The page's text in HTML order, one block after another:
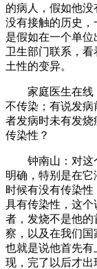
的病人，假如他
没有接触的历史，
是假如在一个单
卫生部门联系，
土性的变异。
家庭医生在线
不传染；有说发病
者发病时未有发
传染性？
钟南山：对这个
明确，特别是在
时候有没有传染
具有传染性，这个
者，发烧不是他
察，以及在我们国
也就是说他首先
现，完了以后才出